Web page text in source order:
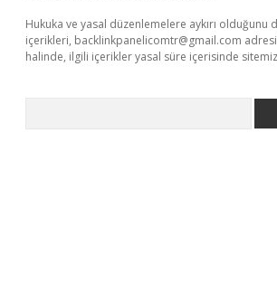
Hukuka ve yasal düzenlemelere aykırı olduğunu
içerikleri, backlinkpanelicomtr@gmail.com
halinde, ilgili içerikler yasal süre içerisinde